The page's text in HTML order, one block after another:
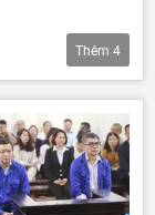
Thêm 4